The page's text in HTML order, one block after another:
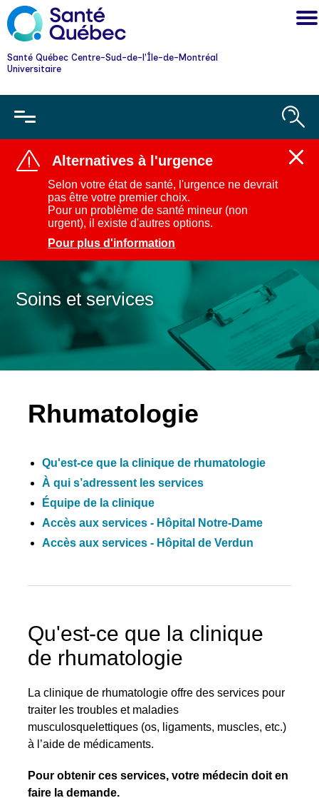
Santé Québec Centre-Sud-de-l'Île-de-Montréal
Universitaire
Alternatives à l'urgence
Selon votre état de santé, l'urgence ne devrait
pas être votre premier choix.
Pour un problème de santé mineur (non
urgent), il existe d'autres options.
Pour plus d'information
Soins et services
Rhumatologie
Qu'est-ce que la clinique de rhumatologie
À qui s’adressent les services
Équipe de la clinique
Accès aux services - Hôpital Notre-Dame
Accès aux services - Hôpital de Verdun
Qu'est-ce que la clinique
de rhumatologie
La clinique de rhumatologie offre des services pour
traiter les troubles et maladies
musculosquelettiques (os, ligaments, muscles, etc.)
à l’aide de médicaments.
Pour obtenir ces services, votre médecin doit en
faire la demande.